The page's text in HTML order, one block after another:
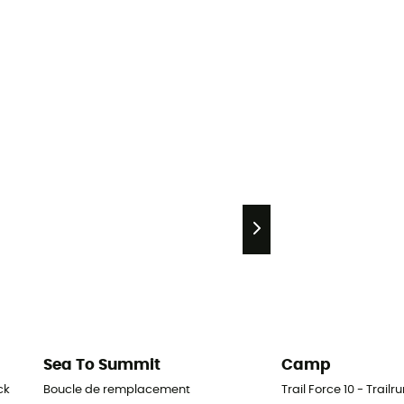
Sea To Summit
Boucle de remplacement
Camp
Trail Force 10 -